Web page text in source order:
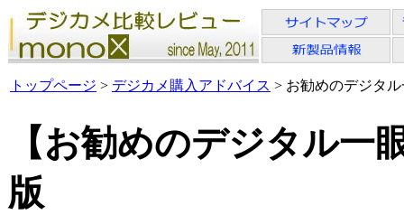
トップページ > デジカメ購入アドバイス > お勧めのデジタ
【お勧めのデジタル一
版